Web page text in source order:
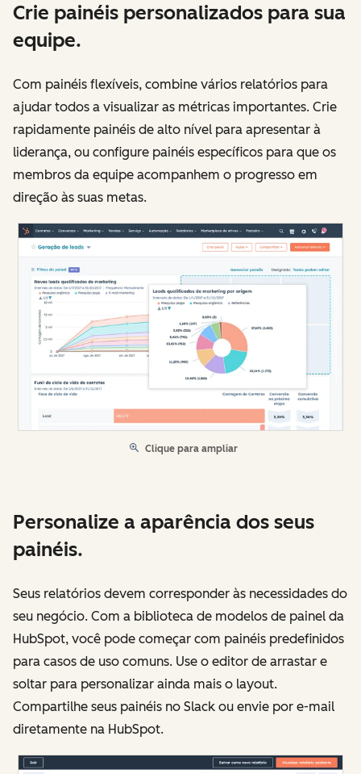
Crie painéis personalizados para sua
equipe.
Com painéis flexíveis, combine vários relatórios para
ajudar todos a visualizar as métricas importantes. Crie
rapidamente painéis de alto nível para apresentar à
liderança, ou configure painéis específicos para que os
membros da equipe acompanhem o progresso em
direção às suas metas.
Clique para ampliar
Personalize a aparência dos seus
painéis.
Seus relatórios devem corresponder às necessidades do
seu negócio. Com a biblioteca de modelos de painel da
HubSpot, você pode começar com painéis predefinidos
para casos de uso comuns. Use o editor de arrastar e
soltar para personalizar ainda mais o layout.
Compartilhe seus painéis no Slack ou envie por e-mail
diretamente na HubSpot.